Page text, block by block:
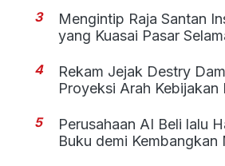
3
Mengintip Raja Santan
yang Kuasai Pasar
4
Rekam Jejak Destry
Proyeksi Arah Kebijakan
5
Perusahaan AI Beli lalu
Buku demi Kembangkan